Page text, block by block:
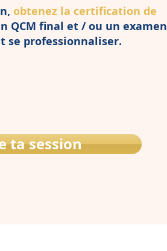
obtenez la certification de
QCM final et / ou un examen
se professionnaliser.
ta session